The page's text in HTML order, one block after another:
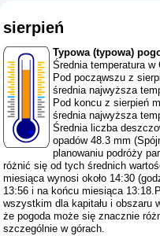
sierpień
Typowa (typowa)
Średnia temperatura
Pod począwszu z
średnia najwyższa
Pod koncu z sierpień
średnia najwyższa
Średnia liczba
opadów 48.3 mm (
planowaniu podróży
różnić się od tych średnich
miesiąca wynosi około 14:30
13:56 i na końcu miesiąca
wszystkim dla kapitału i obszaru
że pogoda może się znacznie
szczególnie w górach.